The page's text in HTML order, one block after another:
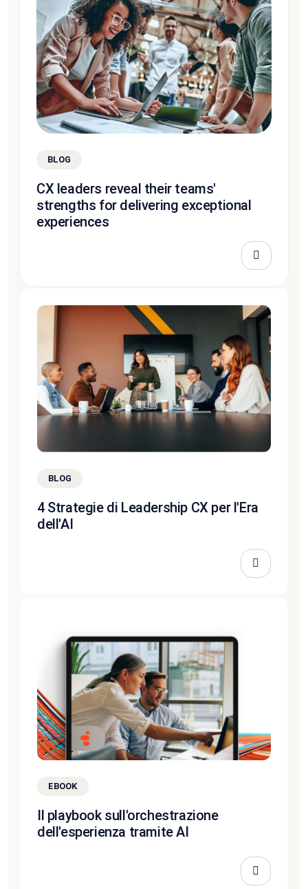
BLOG
CX leaders reveal their teams'
strengths for delivering exceptional
experiences
BLOG
4 Strategie di Leadership CX per l'Era
dell'AI
EBOOK
Il playbook sull'orchestrazione
dell'esperienza tramite AI